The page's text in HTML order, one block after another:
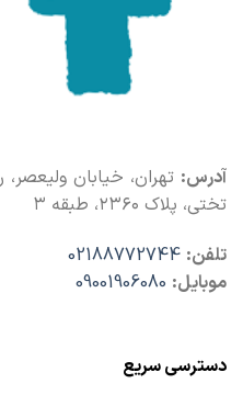
آدرس: تهران، خیابان
تختی، پلاک ۲۳۶۰، طبقه ۳
تلفن: 02188772744
موبایل: 09001906080
دسترسی سریع